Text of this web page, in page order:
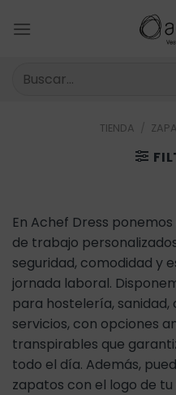
Buscar
TIENDA
En Achef Dress
de trabajo
seguridad, comodidad y
jornada laboral.
para hostelería,
servicios, con opciones
transpirables que
todo el día. Además,
zapatos con el logo de